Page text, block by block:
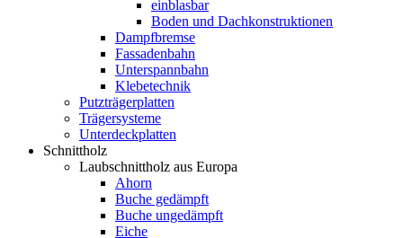
einblasbar
Boden und Dachkonstruktionen
Dampfbremse
Fassadenbahn
Unterspannbahn
Klebetechnik
Putzträgerplatten
Trägersysteme
Unterdeckplatten
Schnittholz
Laubschnittholz aus Europa
Ahorn
Buche gedämpft
Buche ungedämpft
Eiche